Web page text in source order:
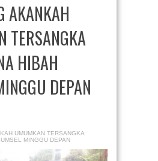
AKANKAH
TERSANGKA
HIBAH
DEPAN
UMUMKAN TERSANGKA
MINGGU DEPAN